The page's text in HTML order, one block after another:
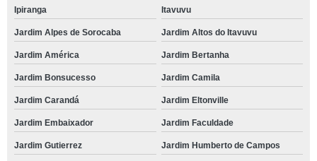
Ipiranga Itavuvu
Jardim Alpes de Sorocaba Jardim Altos do Itavuvu
Jardim América Jardim Bertanha
Jardim Bonsucesso Jardim Camila
Jardim Carandá Jardim Eltonville
Jardim Embaixador Jardim Faculdade
Jardim Gutierrez Jardim Humberto de Campos